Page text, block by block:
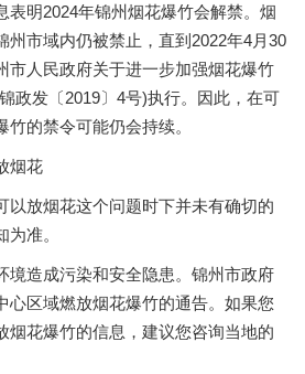
明2024年锦州烟花爆竹会解禁。烟
州市域内仍被禁止，直到2022年4月30
市人民政府关于进一步加强烟花爆竹
政发〔2019〕4号)执行。因此，在可
的禁令可能仍会持续。
烟花
放烟花这个问题时下并未有确切的
准。
造成污染和安全隐患。锦州市政府
心区域燃放烟花爆竹的通告。如果您
烟花爆竹的信息，建议您咨询当地的